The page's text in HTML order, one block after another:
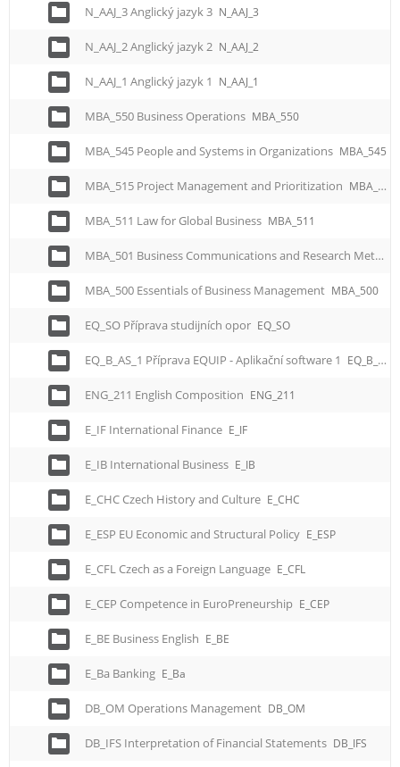
N_AAJ_3 Anglický jazyk 3 N_AAJ_3
N_AAJ_2 Anglický jazyk 2 N_AAJ_2
N_AAJ_1 Anglický jazyk 1 N_AAJ_1
MBA_550 Business Operations MBA_550
MBA_545 People and Systems in Organizations MBA_545
MBA_515 Project Management and Prioritization MBA_515
MBA_511 Law for Global Business MBA_511
MBA_501 Business Communications and Research Methods
MBA_500 Essentials of Business Management MBA_500
EQ_SO Příprava studijních opor EQ_SO
EQ_B_AS_1 Příprava EQUIP - Aplikační software 1 EQ_B_AS_1
ENG_211 English Composition ENG_211
E_IF International Finance E_IF
E_IB International Business E_IB
E_CHC Czech History and Culture E_CHC
E_ESP EU Economic and Structural Policy E_ESP
E_CFL Czech as a Foreign Language E_CFL
E_CEP Competence in EuroPreneurship E_CEP
E_BE Business English E_BE
E_Ba Banking E_Ba
DB_OM Operations Management DB_OM
DB_IFS Interpretation of Financial Statements DB_IFS